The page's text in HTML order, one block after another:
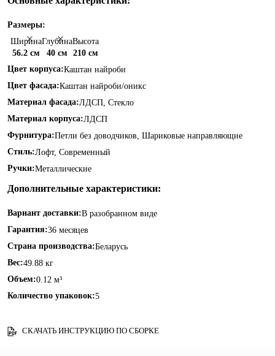
Размеры:
Ширина
56.2 см
Глубина
40 см
Высота
210 см
Цвет корпуса:Каштан найроби
Цвет фасада:Каштан найроби/оникс
Материал фасада:ЛДСП, Стекло
Материал корпуса:ЛДСП
Фурнитура:Петли без доводчиков, Шариковые направляющие
Стиль:Лофт, Современный
Ручки:Металлические
Дополнительные характеристики:
Вариант доставки:В разобранном виде
Гарантия:36 месяцев
Страна производства:Беларусь
Вес:49.88 кг
Объем:0.12 м³
Количество упаковок:5
СКАЧАТЬ ИНСТРУКЦИЮ ПО СБОРКЕ